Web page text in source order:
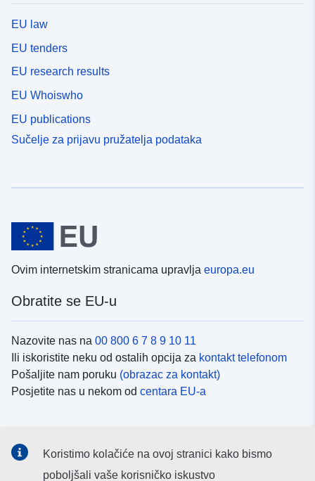
EU law
EU tenders
EU research results
EU Whoiswho
EU publications
Sučelje za prijavu pružatelja podataka
Ovim internetskim stranicama upravlja europa.eu
Obratite se EU-u
Nazovite nas na 00 800 6 7 8 9 10 11
Ili iskoristite neku od ostalih opcija za kontakt telefonom
Pošaljite nam poruku (obrazac za kontakt)
Posjetite nas u nekom od centara EU-a
Potražite kanale EU-a nadruštvenim mrežama
Koristimo kolačiće na ovoj stranici kako bismo
poboljšali vaše korisničko iskustvo